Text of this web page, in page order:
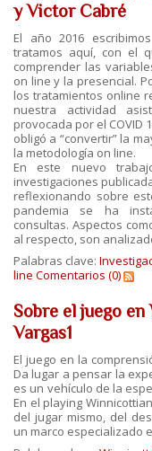
y Victor Cabré
El año 2016
tratamos aquí, con el
comprender las
on line y la presencial.
los tratamientos online
nuestra actividad
provocada por el COVID
obligó a “convertir” la
la metodología on line.
En este nuevo
investigaciones
reflexionando sobre
pandemia se ha
consultas. Aspectos
al respecto, son
Palabras clave:
line Comentarios (0)
Sobre el juego
Vargas1
El juego en la
Da lugar a pensar la
es un vehículo de la
En el playing
del jugar mismo, del
un marco especializado